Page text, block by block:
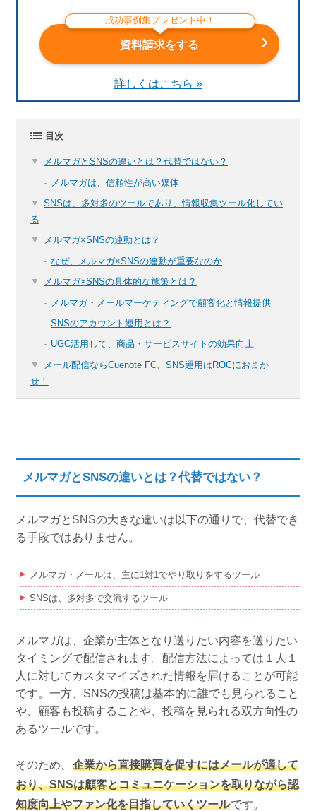
成功事例集プレゼント中！
資料請求をする
詳しくはこちら »
目次
メルマガとSNSの違いとは？代替ではない？
メルマガは、信頼性が高い媒体
SNSは、多対多のツールであり、情報収集ツール化してい
る
メルマガ×SNSの連動とは？
なぜ、メルマガ×SNSの連動が重要なのか
メルマガ×SNSの具体的な施策とは？
メルマガ・メールマーケティングで顧客化と情報提供
SNSのアカウント運用とは？
UGC活用して、商品・サービスサイトの効果向上
メール配信ならCuenote FC、SNS運用はROCにおまか
せ！
メルマガとSNSの違いとは？代替ではない？
メルマガとSNSの大きな違いは以下の通りで、代替でき
る手段ではありません。
メルマガ・メールは、主に1対1でやり取りをするツール
SNSは、多対多で交流するツール
メルマガは、企業が主体となり送りたい内容を送りたい
タイミングで配信されます。配信方法によっては１人１
人に対してカスタマイズされた情報を届けることが可能
です。一方、SNSの投稿は基本的に誰でも見られること
や、顧客も投稿することや、投稿を見られる双方向性の
あるツールです。
そのため、 企業から直接購買を促すにはメールが適して
おり、SNSは顧客とコミュニケーションを取りながら認
知度向上やファン化を目指していくツールです。